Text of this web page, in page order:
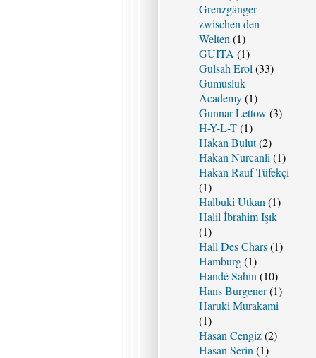
Grenzgänger –
zwischen den
Welten (1)
GUITA (1)
Gulsah Erol (33)
Gumusluk
Academy(1)
Gunnar Lettow (3)
H-Y-L-T(1)
Hakan Bulut(2)
Hakan Nurcanli (1)
Hakan Rauf Tüfekçi
(1)
Halbuki Utkan (1)
Halil İbrahim Işık
(1)
Hall Des Chars(1)
Hamburg(1)
Handé Sahin (10)
Hans Burgener(1)
Haruki Murakami
(1)
Hasan Cengiz(2)
Hasan Serin (1)